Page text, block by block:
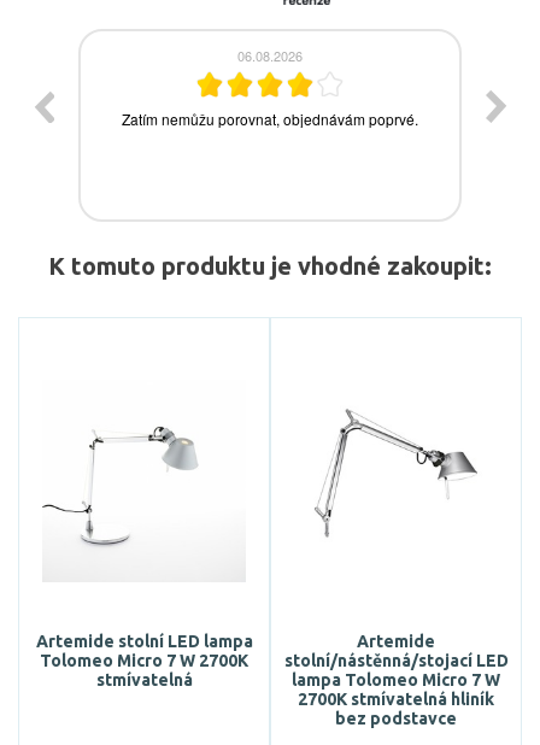
K tomuto produktu je vhodné zakoupit:
Artemide stolní LED lampa
Tolomeo Micro 7 W 2700K
stmívatelná
Artemide
stolní/nástěnná/stojací LED
lampa Tolomeo Micro 7 W
2700K stmívatelná hliník
bez podstavce